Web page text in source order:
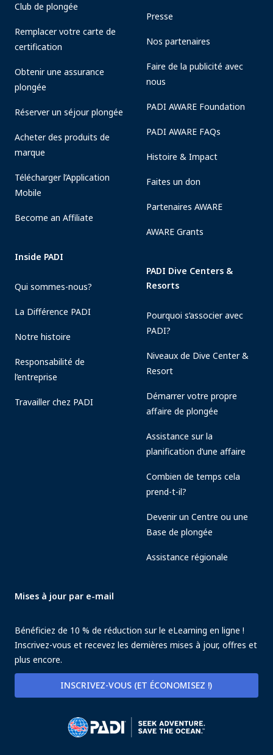
Club de plongée
Remplacer votre carte de
certification
Obtenir une assurance
plongée
Réserver un séjour plongée
Acheter des produits de
marque
Télécharger l’Application
Mobile
Become an Affiliate
Inside PADI
Qui sommes-nous?
La Différence PADI
Notre histoire
Responsabilité de
l’entreprise
Travailler chez PADI
Presse
Nos partenaires
Faire de la publicité avec
nous
PADI AWARE Foundation
PADI AWARE FAQs
Histoire & Impact
Faites un don
Partenaires AWARE
AWARE Grants
PADI Dive Centers &
Resorts
Pourquoi s’associer avec
PADI?
Niveaux de Dive Center &
Resort
Démarrer votre propre
affaire de plongée
Assistance sur la
planification d’une affaire
Combien de temps cela
prend-t-il?
Devenir un Centre ou une
Base de plongée
Assistance régionale
Mises à jour par e-mail
Bénéficiez de 10 % de réduction sur le eLearning en ligne !
Inscrivez-vous et recevez les dernières mises à jour, offres et
plus encore.
INSCRIVEZ-VOUS (ET ÉCONOMISEZ !)